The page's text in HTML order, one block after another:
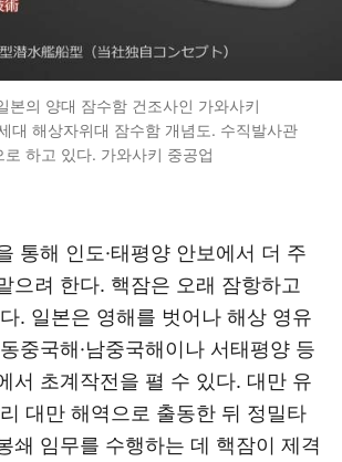
본의 양대 잠수함 건조사인 가와사키
대 해상자위대 잠수함 개념도. 수직발사관
하고 있다. 가와사키 중공업
통해 인도·태평양 안보에서 더 주
으려 한다. 핵잠은 오래 잠항하고
. 일본은 영해를 벗어나 해상 영유
중국해·남중국해이나 서태평양 등
서 초계작전을 펼 수 있다. 대만 유
대만 해역으로 출동한 뒤 정밀타
쇄 임무를 수행하는 데 핵잠이 제격